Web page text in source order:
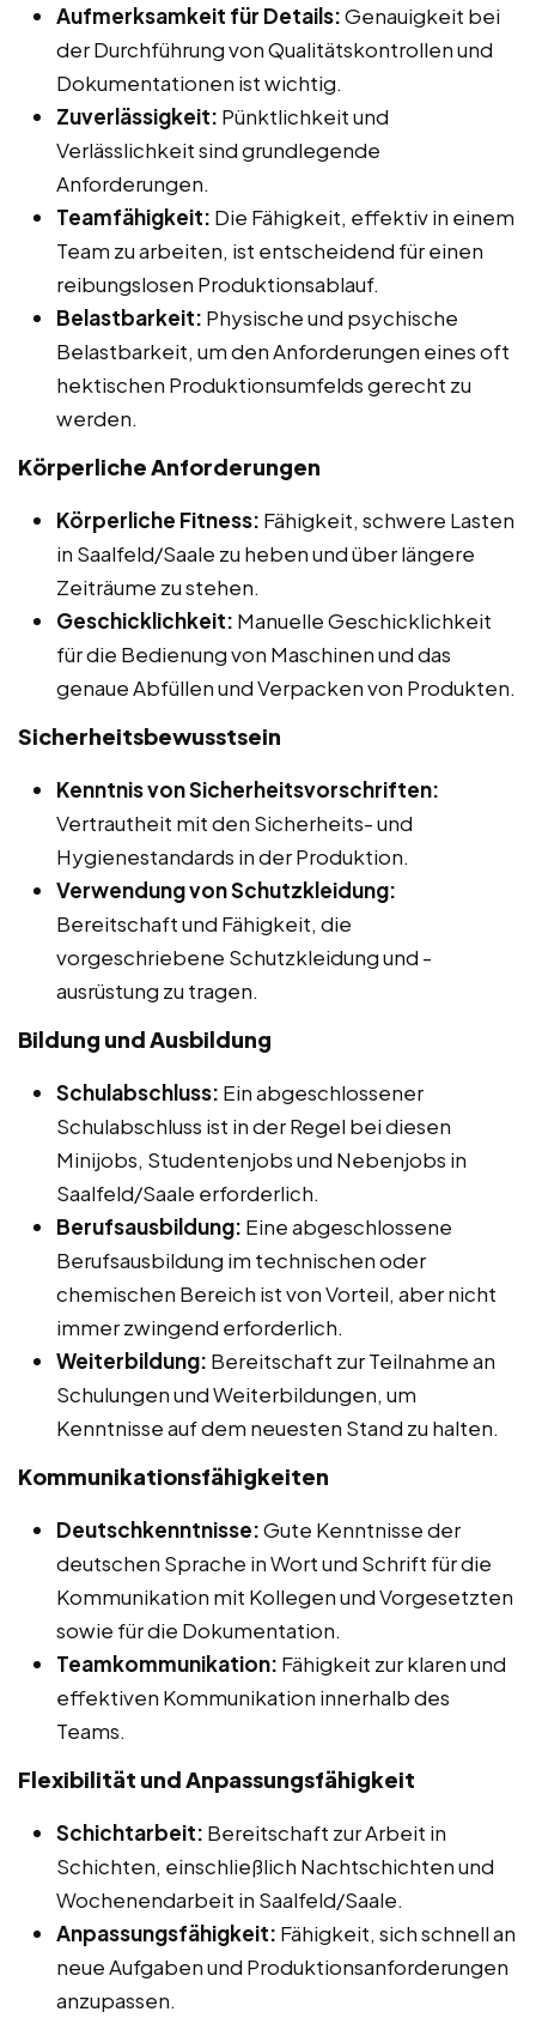
Aufmerksamkeit für Details:Genauigkeit bei
der Durchführung von Qualitätskontrollen und
Dokumentationen ist wichtig.
Zuverlässigkeit: Pünktlichkeit und
Verlässlichkeit sind grundlegende
Anforderungen.
Teamfähigkeit: Die Fähigkeit, effektiv in einem
Team zu arbeiten, ist entscheidend für einen
reibungslosen Produktionsablauf.
Belastbarkeit: Physische und psychische
Belastbarkeit, um den Anforderungen eines oft
hektischen Produktionsumfelds gerecht zu
werden.
Körperliche Anforderungen
Körperliche Fitness: Fähigkeit, schwere Lasten
in Saalfeld/Saale zu heben und über längere
Zeiträume zu stehen.
Geschicklichkeit: Manuelle Geschicklichkeit
für die Bedienung von Maschinen und das
genaue Abfüllen und Verpacken von Produkten.
Sicherheitsbewusstsein
Kenntnis von Sicherheitsvorschriften:
Vertrautheit mit den Sicherheits- und
Hygienestandards in der Produktion.
Verwendung von Schutzkleidung:
Bereitschaft und Fähigkeit, die
vorgeschriebene Schutzkleidung und -
ausrüstung zu tragen.
Bildung und Ausbildung
Schulabschluss: Ein abgeschlossener
Schulabschluss ist in der Regel bei diesen
Minijobs, Studentenjobs und Nebenjobs in
Saalfeld/Saale erforderlich.
Berufsausbildung: Eine abgeschlossene
Berufsausbildung im technischen oder
chemischen Bereich ist von Vorteil, aber nicht
immer zwingend erforderlich.
Weiterbildung: Bereitschaft zur Teilnahme an
Schulungen und Weiterbildungen, um
Kenntnisse auf dem neuesten Stand zu halten.
Kommunikationsfähigkeiten
Deutschkenntnisse:Gute Kenntnisse der
deutschen Sprache in Wort und Schrift für die
Kommunikation mit Kollegen und Vorgesetzten
sowie für die Dokumentation.
Teamkommunikation: Fähigkeit zur klaren und
effektiven Kommunikation innerhalb des
Teams.
Flexibilität und Anpassungsfähigkeit
Schichtarbeit: Bereitschaft zur Arbeit in
Schichten, einschließlich Nachtschichten und
Wochenendarbeit in Saalfeld/Saale.
Anpassungsfähigkeit: Fähigkeit, sich schnell an
neue Aufgaben und Produktionsanforderungen
anzupassen.